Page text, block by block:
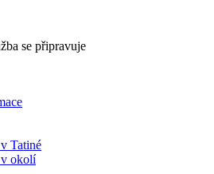
se připravuje
Tatiné
okolí